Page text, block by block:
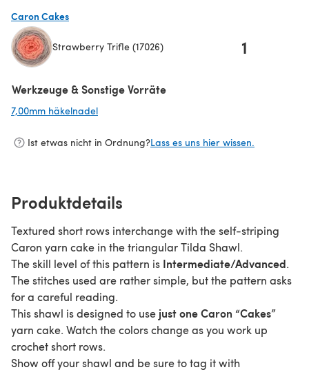
Caron Cakes
Strawberry Trifle (17026) 1
Werkzeuge & Sonstige Vorräte
7,00mm häkelnadel
Ist etwas nicht in Ordnung?Lass es uns hier wissen.
Produktdetails
Textured short rows interchange with the self-striping
Caron yarn cake in the triangular Tilda Shawl.
The skill level of this pattern is Intermediate/Advanced.
The stitches used are rather simple, but the pattern asks
for a careful reading.
This shawl is designed to use just one Caron “Cakes”
yarn cake. Watch the colors change as you work up
crochet short rows.
Show off your shawl and be sure to tag it with